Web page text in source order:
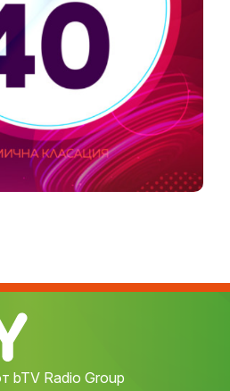
bTV Radio Group